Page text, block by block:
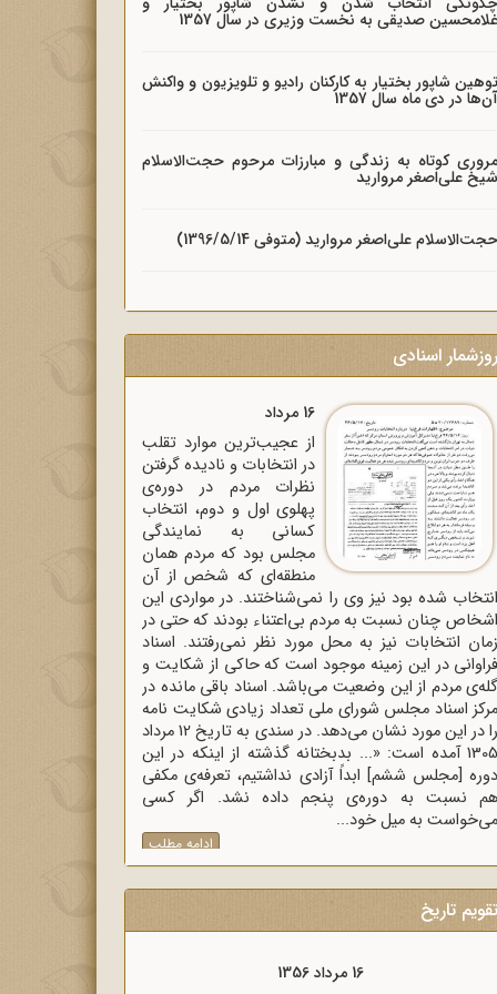
صدیقی به نخست وزیری در سال 1357
شاپور بختیار به کارکنان رادیو و تلویزیون و واکنش
در دی ماه سال 1357
کوتاه به زندگی و مبارزات مرحوم حجت‌الاسلام
علی‌اصغر مروارید
علی‌اصغر مروارید (متوفی 1396/5/14)
اسنادی
16 مرداد
از عجیب‌ترین موارد تقلب
در انتخابات و نادیده گرفتن
نظرات مردم در دوره‌ی
پهلوی اول و دوم، انتخاب
کسانی به نمایندگی
مجلس بود که مردم همان
منطقه‌ای که شخص از آن
شده بود نیز وی را نمی‌شناختند. در مواردی این
چنان نسبت به مردم بی‌اعتناء بودند که حتی در
انتخابات نیز به محل مورد نظر نمی‌رفتند. اسناد
در این زمینه موجود است که حاکی از شکایت و
مردم از این وضعیت می‌باشد. اسناد باقی مانده در
اسناد مجلس شورای ملی تعداد زیادی شکایت نامه
را در این مورد نشان می‌دهد. در سندی به تاریخ 12 مرداد
1305 آمده است: «... بدبختانه گذشته از اینکه در این
[مجلس ششم] ابداً آزادی نداشتیم، تعرفه‌ی مکفی
نسبت به دوره‌ی پنجم داده نشد. اگر کسی
به میل خود...
ادامه مطلب
تاریخ
16 مرداد 1357